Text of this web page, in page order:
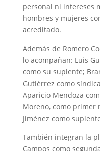
personal ni intereses
hombres y mujeres
acreditado.
Además de Romero
lo acompañan: Luis
como su suplente;
Gutiérrez como
Aparicio Mendoza
Moreno, como primer
Jiménez como
También integran la
Campos como